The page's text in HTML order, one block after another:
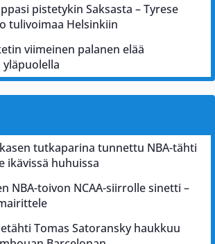
pistetykin Saksasta – Tyrese
tulivoimaa Helsinkiin
viimeinen palanen elää
tutkaparina tunnettu NBA-tähti
ikävissä huhuissa
NBA-toivon NCAA-siirrolle sinetti –
Tomas Satoransky haukkuu